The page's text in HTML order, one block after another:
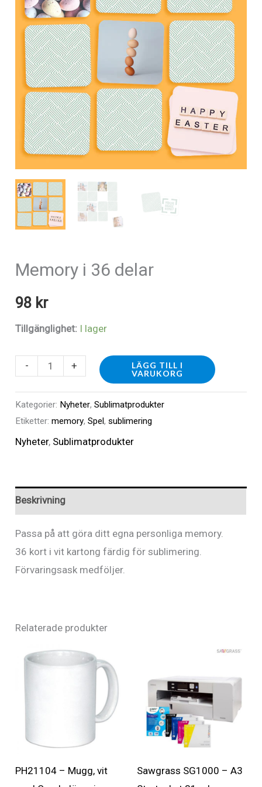
Memory i 36 delar
98 kr
Tillgänglighet: I lager
-
Memory
36
delar
mängd
+
LÄGG TILL I
VARUKORG
Kategorier: Nyheter,Sublimatprodukter
Etiketter:memory,Spel,sublimering
Nyheter, Sublimatprodukter
Beskrivning
Passa på att göra ditt egna personliga memory.
36 kort i vit kartong färdig för sublimering.
Förvaringsask medföljer.
Relaterade produkter
PH21104 – Mugg, vit
Sawgrass SG1000 – A3